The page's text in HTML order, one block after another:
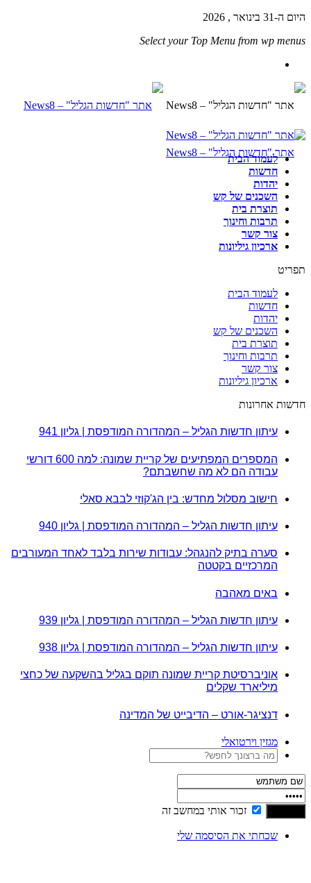
היום ה-31 בינואר , 2026
Select your Top Menu from wp menus
לעמוד הבית
חדשות
יהדות
השכנים של קש
תוצרת בית
תרבות וחינוך
צור קשר
ארכיון גיליונות
תפריט
לעמוד הבית
חדשות
יהדות
השכנים של קש
תוצרת בית
תרבות וחינוך
צור קשר
ארכיון גיליונות
חדשות אחרונות
עיתון חדשות הגליל – המהדורה המודפסת | גליון 941
המספרים המפתיעים של קריית שמונה: למה 600 דורשי
עבודה הם לא מה שחשבתם?
חישוב מסלול מחדש: בין הג'קוזי לבבא סאלי
עיתון חדשות הגליל – המהדורה המודפסת | גליון 940
סערה בתיק להנגהל: עבודות שירות בלבד לאחד המעורבים
המרכזיים בקטטה
באים מאהבה
עיתון חדשות הגליל – המהדורה המודפסת | גליון 939
עיתון חדשות הגליל – המהדורה המודפסת | גליון 938
אוניברסיטת קריית שמונה תוקם בגליל בהשקעה של כחצי
מיליארד שקלים
דנציגר-אורט – הדיבייט של המדינה
מגזין וירטואלי
זכור אותי במחשב זה
שכחתי את הסיסמה שלי